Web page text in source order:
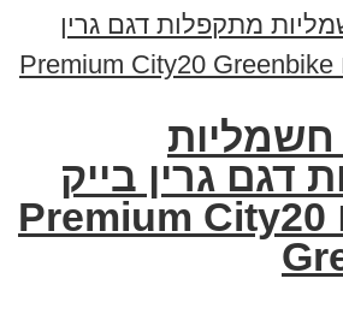
חשמליות
דגם גרין בייק
פרימיום Premium City20